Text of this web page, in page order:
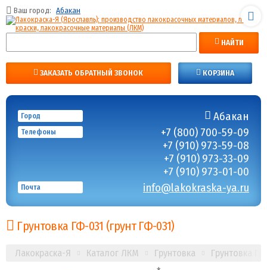
Ваш город: Абакан
НАЙТИ
ЗАКАЗАТЬ ОБРАТНЫЙ ЗВОНОК КОРЗИНА
Город Абакан
Телефоны
+7 (800) 700-59-09
+7 (910) 973-59-08
+7 (910) 973-33-09
+7 (910) 973-01-00
Почта info@lakokraska-ya.ru
Грунтовка ГФ-031 (грунт ГФ-031)
Лакокраска-Я Каталог ЛКМ Грунтовка Грунтовка